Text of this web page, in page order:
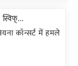
कॉन्सर्ट में हमले